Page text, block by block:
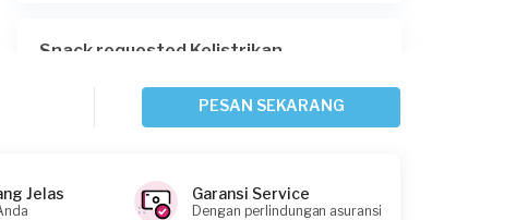
Snack requested Kelistrikan
Tangerang Kota, Banten
Request Fulfilled
PESAN SEKARANG
Jelas Garansi Service
Dengan perlindungan asuransi